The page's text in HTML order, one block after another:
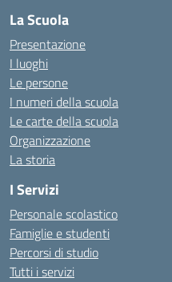
La Scuola
Presentazione
I luoghi
Le persone
I numeri della scuola
Le carte della scuola
Organizzazione
La storia
I Servizi
Personale scolastico
Famiglie e studenti
Percorsi di studio
Tutti i servizi